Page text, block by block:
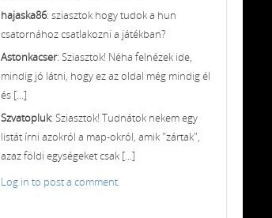
hajaska86: sziasztok hogy tudok a hun
csatornához csatlakozni a játékban?
Astonkacser: Sziasztok! Néha felnézek ide,
mindig jó látni, hogy ez az oldal még mindig él
és [...]
Szvatopluk: Sziasztok! Tudnátok nekem egy
listát írni azokról a map-okról, amik "zártak",
azaz földi egységeket csak [...]
Log in to post a comment.